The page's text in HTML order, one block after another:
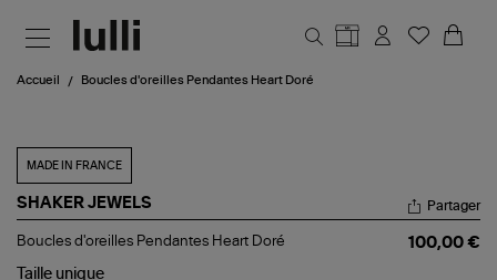
Accueil Boucles d'oreilles Pendantes Heart Doré
MADE IN FRANCE
SHAKER JEWELS
Boucles
Pendantes
Partager
Boucles d'oreilles Pendantes Heart Doré
100,00 €
Taille unique